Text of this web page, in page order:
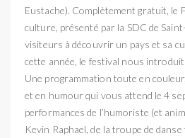
Eustache). Complètement gratuit, le
culture, présenté par la SDC de
visiteurs à découvrir un pays et sa
cette année, le festival nous
Une programmation toute en
et en humour qui vous attend le 4
performances de l’humoriste (et
Kevin Raphael, de la troupe de